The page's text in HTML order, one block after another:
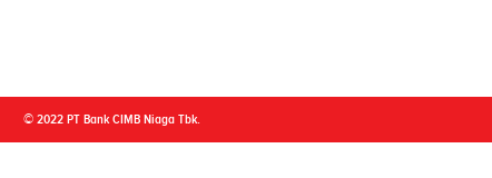
© 2022 PT Bank CIMB Niaga Tbk.